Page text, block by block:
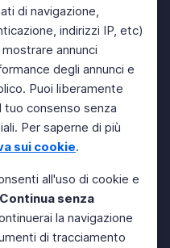
di navigazione,
indirizzi IP, etc)
annunci
degli annunci e
Puoi liberamente
consenso senza
Per saperne di più
sui cookie.
all'uso di cookie e
Continua senza
la navigazione
di tracciamento